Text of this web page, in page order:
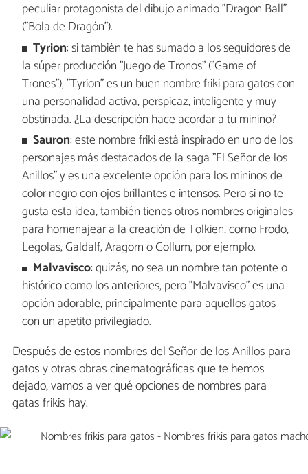
peculiar protagonista del dibujo animado "Dragon Ball"
("Bola de Dragón").
Tyrion: si también te has sumado a los seguidores de
la súper producción "Juego de Tronos" ("Game of
Trones"), "Tyrion" es un buen nombre friki para gatos con
una personalidad activa, perspicaz, inteligente y muy
obstinada. ¿La descripción hace acordar a tu minino?
Sauron: este nombre friki está inspirado en uno de los
personajes más destacados de la saga "El Señor de los
Anillos" y es una excelente opción para los mininos de
color negro con ojos brillantes e intensos. Pero si no te
gusta esta idea, también tienes otros nombres originales
para homenajear a la creación de Tolkien, como Frodo,
Legolas, Galdalf, Aragorn o Gollum, por ejemplo.
Malvavisco:quizás, no sea un nombre tan potente o
histórico como los anteriores, pero "Malvavisco" es una
opción adorable, principalmente para aquellos gatos
con un apetito privilegiado.
Después de estos nombres del Señor de los Anillos para
gatos y otras obras cinematográficas que te hemos
dejado, vamos a ver qué opciones de nombres para
gatas frikis hay.